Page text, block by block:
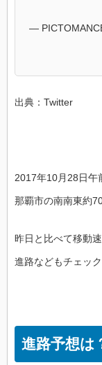
—
出典：Twitter
2017年10月28日午
那覇市の南南東約
昨日と比べて移動
進路などもチェッ
進路予想は